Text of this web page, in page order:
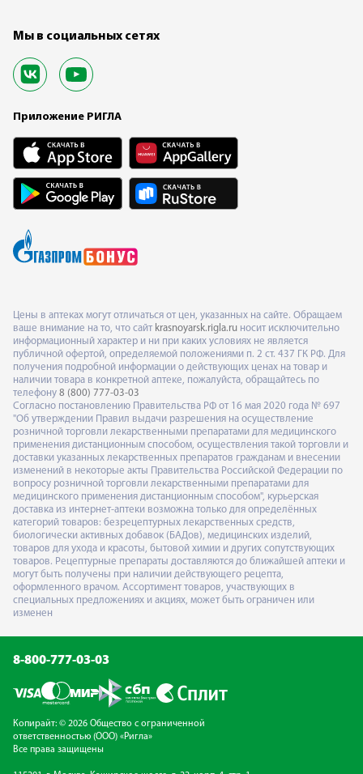
Мы в социальных сетях
Приложение РИГЛА
Цены в аптеках могут отличаться от цен, указанных на сайте. Обращаем
ваше внимание на то, что сайт krasnoyarsk.rigla.ru носит исключительно
информационный характер и ни при каких условиях не является
публичной офертой, определяемой положениями п. 2 ст. 437 ГК РФ. Для
получения подробной информации о действующих ценах на товар и
наличии товара в конкретной аптеке, пожалуйста, обращайтесь по
телефону 8 (800) 777-03-03
Согласно постановлению Правительства РФ от 16 мая 2020 года № 697
"Об утверждении Правил выдачи разрешения на осуществление
розничной торговли лекарственными препаратами для медицинского
применения дистанционным способом, осуществления такой торговли и
доставки указанных лекарственных препаратов гражданам и внесении
изменений в некоторые акты Правительства Российской Федерации по
вопросу розничной торговли лекарственными препаратами для
медицинского применения дистанционным способом", курьерская
доставка из интернет-аптеки возможна только для определённых
категорий товаров: безрецептурных лекарственных средств,
биологически активных добавок (БАДов), медицинских изделий,
товаров для ухода и красоты, бытовой химии и других сопутствующих
товаров. Рецептурные препараты доставляются до ближайшей аптеки и
могут быть получены при наличии действующего рецепта,
оформленного врачом. Ассортимент товаров, участвующих в
специальных предложениях и акциях, может быть ограничен или
изменен
8-800-777-03-03
Копирайт: © 2026 Общество с ограниченной
ответственностью (ООО) «Ригла»
Все права защищены